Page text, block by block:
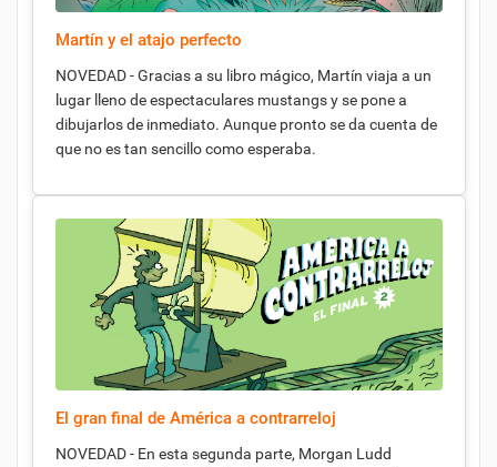
Martín y el atajo perfecto
NOVEDAD - Gracias a su libro mágico, Martín viaja a un
lugar lleno de espectaculares mustangs y se pone a
dibujarlos de inmediato. Aunque pronto se da cuenta de
que no es tan sencillo como esperaba.
El gran final de América a contrarreloj
NOVEDAD - En esta segunda parte, Morgan Ludd